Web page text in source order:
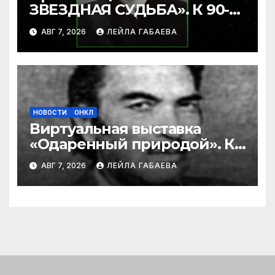
ЗВЕЗДНАЯ СУДЬБА». К 90-
летию Ибрагима Бабаева.
АВГ 7, 2026 ЛЕЙЛА ГАБАЕВА
НОВОСТИ ОНКЛ
Виртуальная выставка
«Одаренный природой». К
90-летию со дня рождения
Ибрагима Бабаева
АВГ 7, 2026 ЛЕЙЛА ГАБАЕВА